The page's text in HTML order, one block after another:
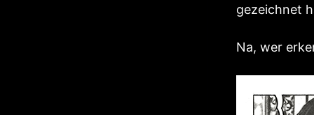
gezeichnet
Na, wer